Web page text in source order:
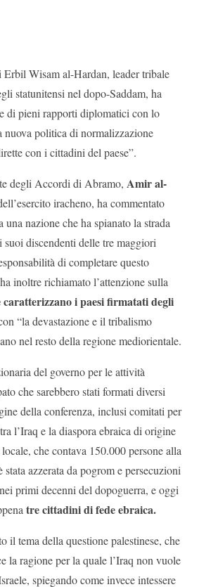
Erbil Wisam al-Hardan, leader tribale
statunitensi nel dopo-Saddam, ha
di pieni rapporti diplomatici con lo
nuova politica di normalizzazione
con i cittadini del paese”.
degli Accordi di Abramo, Amir al-
iracheno, ha commentato
nazione che ha spianato la strada
discendenti delle tre maggiori
di completare questo
inoltre richiamato l’attenzione sulla
caratterizzano i paesi firmatati degli
“la devastazione e il tribalismo
nel resto della regione mediorientale.
del governo per le attività
che sarebbero stati formati diversi
della conferenza, inclusi comitati per
l’Iraq e la diaspora ebraica di origine
che contava 150.000 persone alla
azzerata da pogrom e persecuzioni
primi decenni del dopoguerra, e oggi
tre cittadini di fede ebraica.
il tema della questione palestinese, che
la ragione per la quale l’Iraq non vuole
spiegando come invece intessere